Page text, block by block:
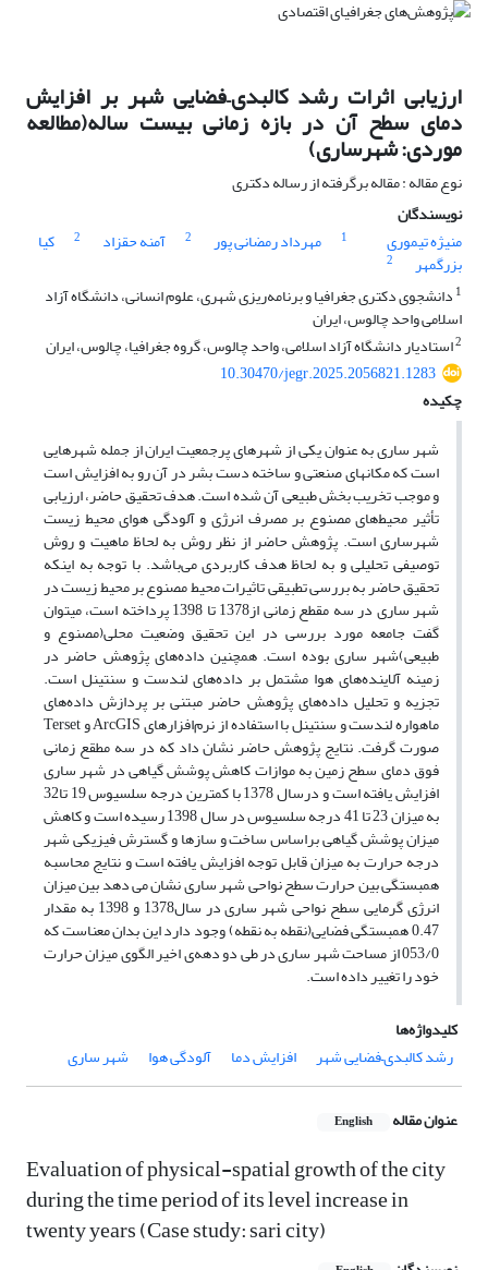
ارزیابی اثرات رشد کالبدی–فضایی شهر بر افزایش
دمای سطح آن در بازه زمانی بیست ساله(مطالعه
موردی: شهرساری)
نوع مقاله : مقاله برگرفته از رساله دکتری
نویسندگان
منیژه تیموری
1 مهرداد رمضانی پور 2 آمنه حقزاد 2 کیا
بزرگمهر
2
1 دانشجوی دکتری جغرافیا و برنامه‌ریزی شهری، علوم انسانی، دانشگاه آزاد
اسلامی واحد چالوس، ایران
2استادیار دانشگاه آزاد اسلامی، واحد چالوس، گروه جغرافیا، چالوس، ایران
10.30470/jegr.2025.2056821.1283
چکیده
شهر ساری به عنوان یکی از شهرهای پرجمعیت ایران از جمله شهرهایی
است که مکانهای صنعتی و ساخته دست بشر در آن رو به افزایش است
و موجب تخریب بخش طبیعی آن شده است. هدف تحقیق حاضر، ارزیابی
تأثیر محیط‌های مصنوع بر مصرف انرژی و آلودگی هوای محیط زیست
شهرساری است. پژوهش حاضر از نظر روش به لحاظ ماهیت و روش
توصیفی تحلیلی و به لحاظ هدف کاربردی می‌باشد. با توجه به اینکه
تحقیق حاضر به بررسی تطبیقی تاثیرات محیط مصنوع بر محیط زیست در
شهر ساری در سه مقطع زمانی از1378 تا 1398 پرداخته است، میتوان
گفت جامعه مورد بررسی در این تحقیق وضعیت محلی(مصنوع و
طبیعی)شهر ساری بوده است. همچنین داده‌های پژوهش حاضر در
زمینه آلاینده‌های هوا مشتمل بر داده‌های لندست و سنتینل است.
تجزیه و تحلیل داده‌های پژوهش حاضر مبتنی بر پردازش داده‌های
‌ماهواره لندست و سنتینل با استفاده از نرم‌افزارهای ArcGIS و Terset
صورت گرفت. نتایج پژوهش حاضر نشان داد که در سه مطقع زمانی
فوق دمای سطح زمین به موازات کاهش پوشش گیاهی در شهر ساری
افزایش یافته است و درسال 1378 با کمترین درجه سلسیوس 19 تا32
به میزان 23 تا 41 درجه سلسیوس در سال 1398 رسیده است و کاهش
میزان پوشش گیاهی براساس ساخت و سازها و گسترش فیزیکی شهر
درجه حرارت به میزان قابل توجه افزایش یافته است و نتایج محاسبه
همبستگی بین حرارت سطح نواحی شهر ساری نشان می دهد بین میزان
انرژی گرمایی سطح نواحی شهر ساری در سال1378 و 1398 به مقدار
0.47 همبستگی فضایی(نقطه به نقطه) وجود دارد این بدان معناست که
053/0 از مساحت شهر ساری در طی دو دهه‌ی اخیر الگوی میزان حرارت
خود را تغییر داده است.
کلیدواژه‌ها
رشد کالبدی–فضایی شهر
افزایش دما آلودگی هوا شهر ساری
عنوان مقاله English
Evaluation of physical-spatial growth of the city
during the time period of its level increase in
twenty years (Case study: sari city)